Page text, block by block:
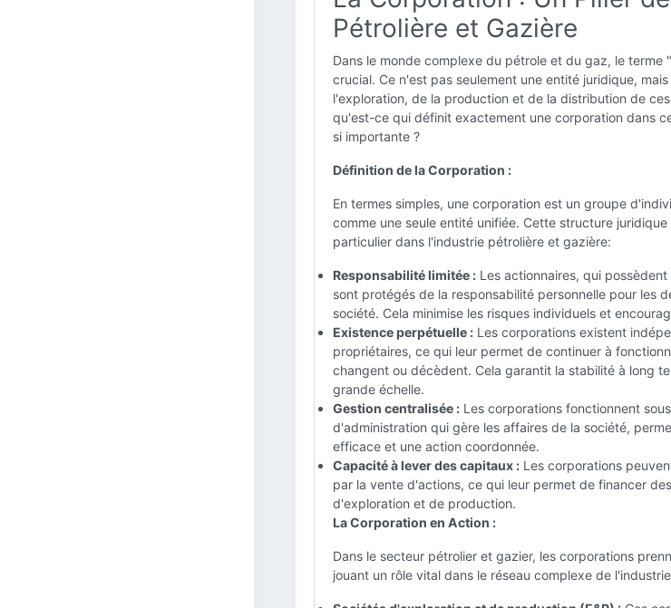
Pétrolière et Gazière
Dans le monde complexe du pétrole et du gaz, le terme
crucial. Ce n'est pas seulement une entité juridique,
l'exploration, de la production et de la distribution de
qu'est-ce qui définit exactement une corporation dans
si importante ?
Définition de la Corporation :
En termes simples, une corporation est un groupe
comme une seule entité unifiée. Cette structure
particulier dans l'industrie pétrolière et gazière:
Responsabilité limitée : Les actionnaires, qui
sont protégés de la responsabilité personnelle pour les
société. Cela minimise les risques individuels et
Existence perpétuelle : Les corporations existent
propriétaires, ce qui leur permet de continuer à
changent ou décèdent. Cela garantit la stabilité à long
grande échelle.
Gestion centralisée : Les corporations fonctionnent
d'administration qui gère les affaires de la société,
efficace et une action coordonnée.
Capacité à lever des capitaux : Les corporations
par la vente d'actions, ce qui leur permet de financer
d'exploration et de production.
La Corporation en Action :
Dans le secteur pétrolier et gazier, les corporations
jouant un rôle vital dans le réseau complexe de